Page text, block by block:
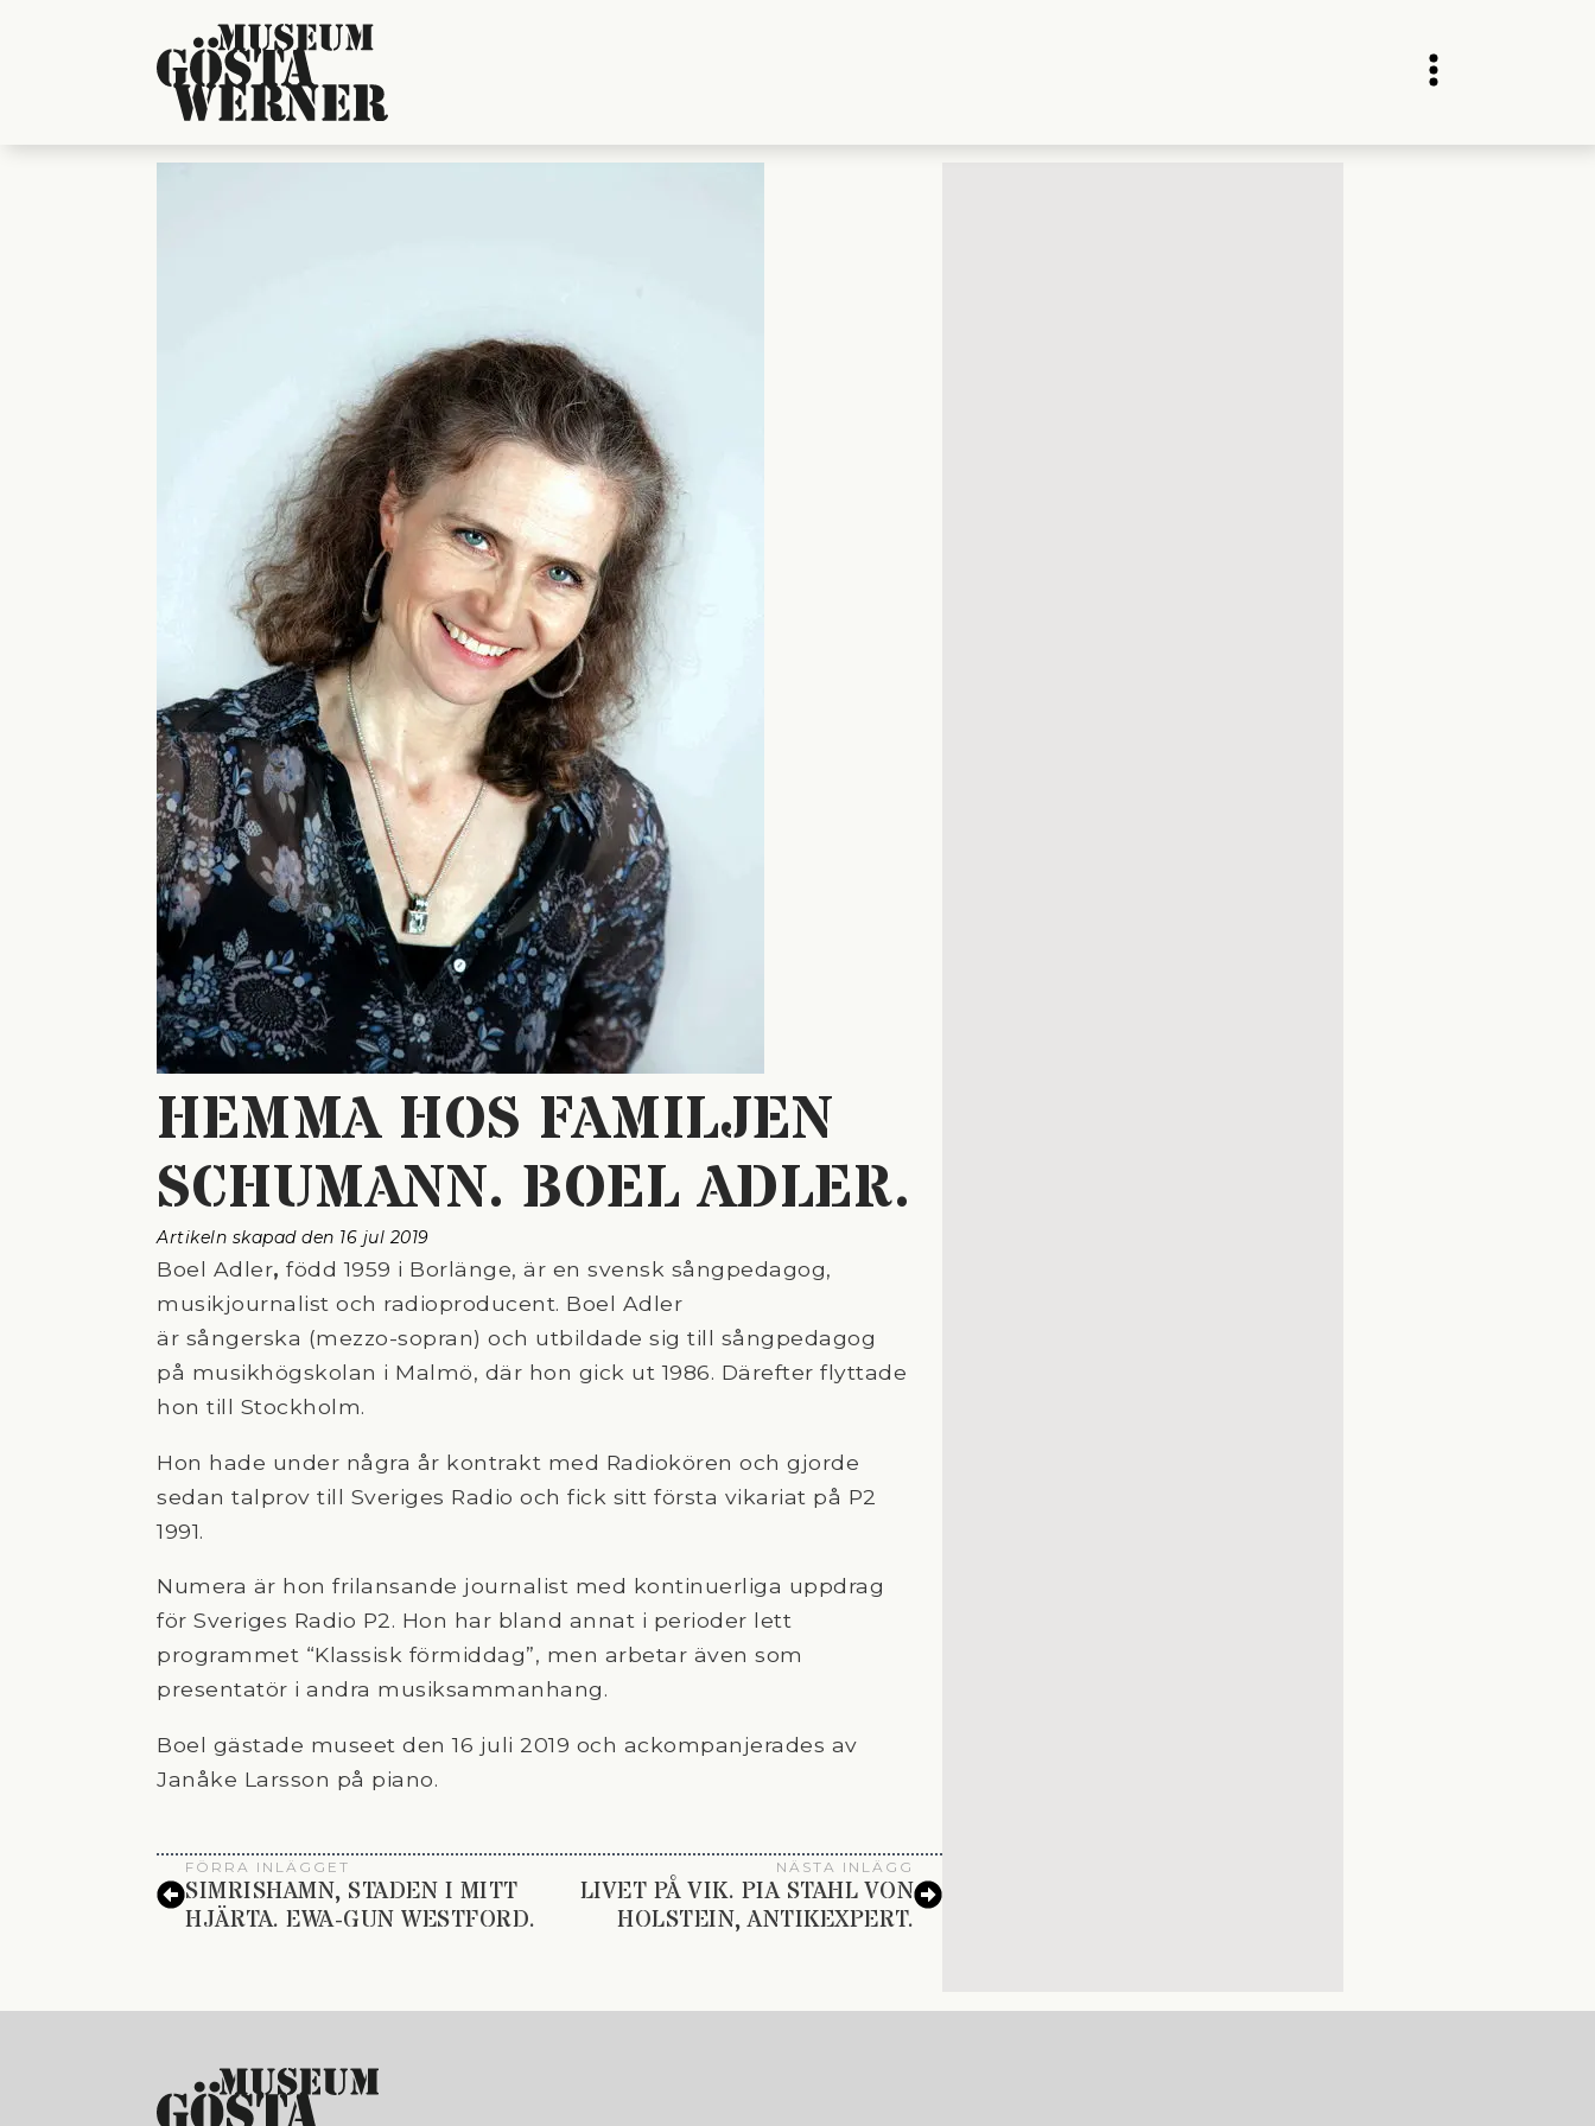
HEMMA HOS FAMILJEN
SCHUMANN. BOEL ADLER.
Artikeln skapad den 16 jul 2019
Boel Adler, född 1959 i Borlänge, är en svensk sångpedagog,
musikjournalist och radioproducent. Boel Adler
är sångerska (mezzo-sopran) och utbildade sig till sångpedagog
på musikhögskolan i Malmö, där hon gick ut 1986. Därefter flyttade
hon till Stockholm.
Hon hade under några år kontrakt med Radiokören och gjorde
sedan talprov till Sveriges Radio och fick sitt första vikariat på P2
1991.
Numera är hon frilansande journalist med kontinuerliga uppdrag
för Sveriges Radio P2. Hon har bland annat i perioder lett
programmet “Klassisk förmiddag”, men arbetar även som
presentatör i andra musiksammanhang.
Boel gästade museet den 16 juli 2019 och ackompanjerades av
Janåke Larsson på piano.
FÖRRA INLÄGGET
SIMRISHAMN, STADEN I MITT
HJÄRTA. EWA-GUN WESTFORD.
NÄSTA INLÄGG
LIVET PÅ VIK. PIA STAHL VON
HOLSTEIN, ANTIKEXPERT.